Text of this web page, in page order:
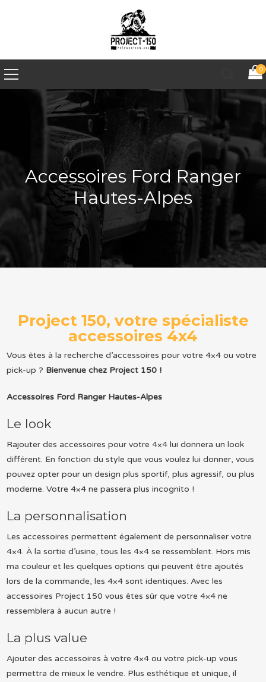
0
Accessoires Ford Ranger
Hautes-Alpes
Project 150, votre spécialiste
accessoires 4x4
Vous êtes à la recherche d’accessoires pour votre 4×4 ou votre
pick-up ? Bienvenue chez Project 150 !
Accessoires Ford Ranger Hautes-Alpes
Le look
Rajouter des accessoires pour votre 4×4 lui donnera un look
différent. En fonction du style que vous voulez lui donner, vous
pouvez opter pour un design plus sportif, plus agressif, ou plus
moderne. Votre 4×4 ne passera plus incognito !
La personnalisation
Les accessoires permettent également de personnaliser votre
4×4. À la sortie d’usine, tous les 4×4 se ressemblent. Hors mis
ma couleur et les quelques options qui peuvent être ajoutés
lors de la commande, les 4×4 sont identiques. Avec les
accessoires Project 150 vous êtes sûr que votre 4×4 ne
ressemblera à aucun autre !
La plus value
Ajouter des accessoires à votre 4×4 ou votre pick-up vous
permettra de mieux le vendre. Plus esthétique et unique, il